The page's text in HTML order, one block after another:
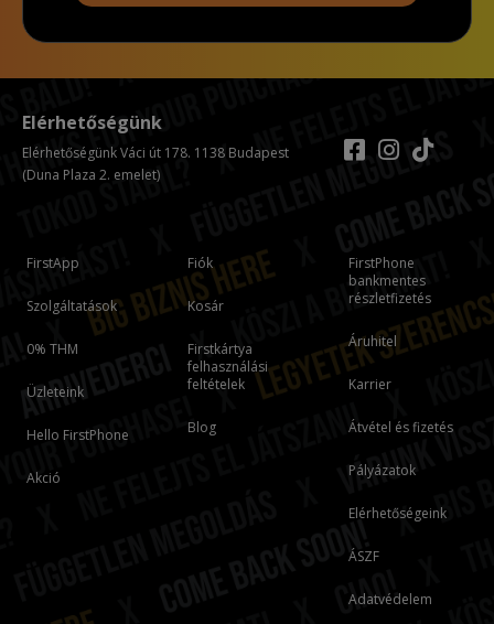
FirstApp
Szolgáltatások
0% THM
Üzleteink
Hello FirstPhone
Akció
Fiók
Kosár
Firstkártya
felhasználási
feltételek
Blog
FirstPhone
bankmentes
részletfizetés
Áruhitel
Karrier
Átvétel és fizetés
Pályázatok
Elérhetőségeink
ÁSZF
Adatvédelem
Elérhetőségünk
Elérhetőségünk Váci út 178. 1138 Budapest
(Duna Plaza 2. emelet)